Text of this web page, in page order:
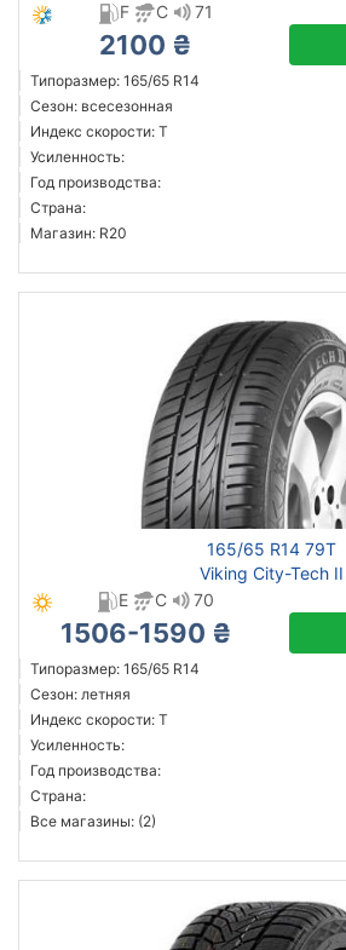
F
C 71
2100 ₴
Типоразмер: 165/65 R14
Сезон: всесезонная
Индекс скорости: T
Усиленность:
Год производства:
Страна:
Магазин: R20
165/65 R14 79T
Viking City-Tech II
E
C 70
1506-1590 ₴
Типоразмер: 165/65 R14
Сезон: летняя
Индекс скорости: T
Усиленность:
Год производства:
Страна:
Все магазины: (2)
Сбросить